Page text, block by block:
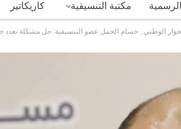
كاريكاتير مكتبة التنسيقية الرسمية
الوطني.. حسام الجمل عضو التنسيقية: حل مشكلة تعدد